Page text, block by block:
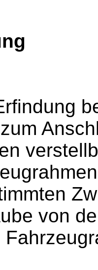
von